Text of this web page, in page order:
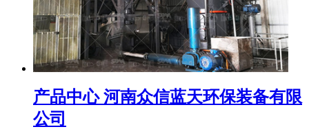
产品中心 河南众信蓝天环保装备有限
公司